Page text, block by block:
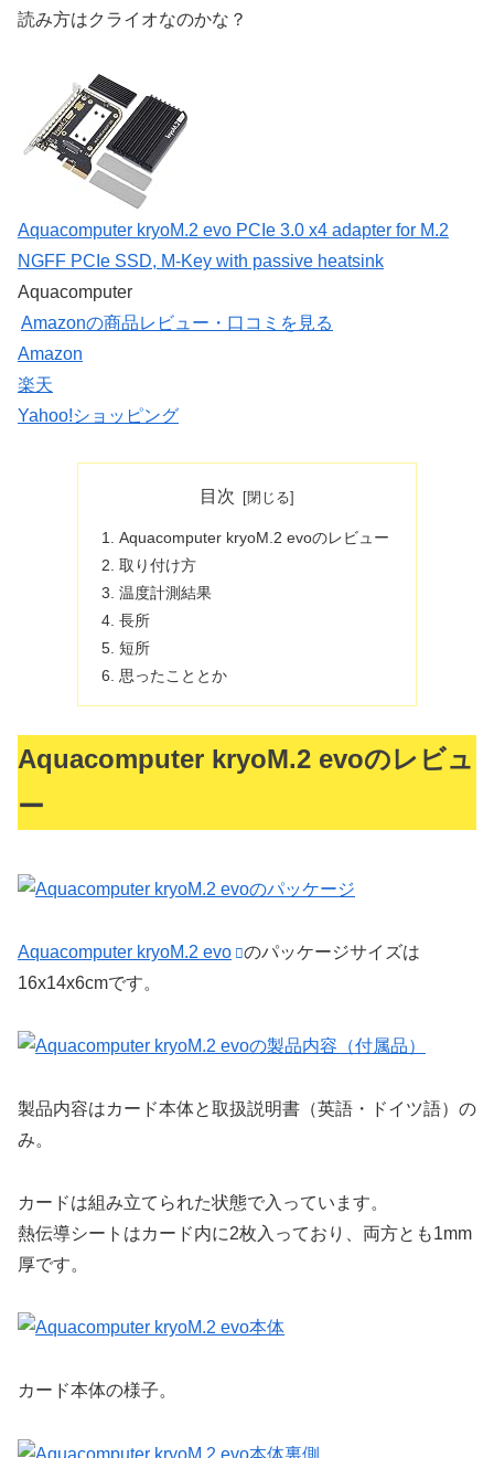
読み方はクライオなのかな？
Aquacomputer kryoM.2 evo PCIe 3.0 x4 adapter for M.2
NGFF PCIe SSD, M-Key with passive heatsink
Aquacomputer
Amazonの商品レビュー・口コミを見る
Amazon
楽天
Yahoo!ショッピング
目次
Aquacomputer kryoM.2 evoのレビュー
取り付け方
温度計測結果
長所
短所
思ったこととか
Aquacomputer kryoM.2 evoのレビュ
ー
Aquacomputer kryoM.2 evo
のパッケージサイズは
16x14x6cmです。
製品内容はカード本体と取扱説明書（英語・ドイツ語）の
み。
カードは組み立てられた状態で入っています。
熱伝導シートはカード内に2枚入っており、両方とも1mm
厚です。
カード本体の様子。